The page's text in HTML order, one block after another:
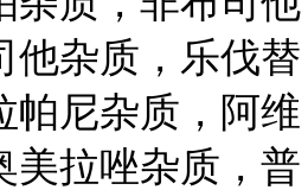
他杂质，乐伐替
帕尼杂质，阿维
美拉唑杂质，普